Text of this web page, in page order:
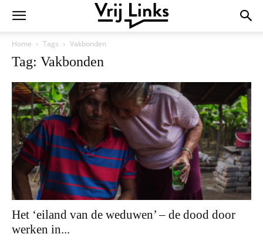
Home Tags Vakbonden
Tag: Vakbonden
Het ‘eiland van de weduwen’ – de dood door
werken in...